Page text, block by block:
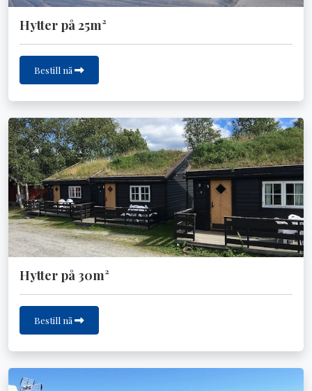
Hytter på 25m²
Bestill nå
Hytter på 30m²
Bestill nå